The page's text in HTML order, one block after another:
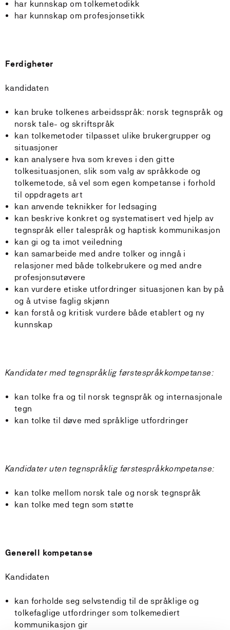
har kunnskap om tolkemetodikk
har kunnskap om profesjonsetikk
Ferdigheter
kandidaten
kan bruke tolkenes arbeidsspråk: norsk tegnspråk og
norsk tale- og skriftspråk
kan tolkemetoder tilpasset ulike brukergrupper og
situasjoner
kan analysere hva som kreves i den gitte
tolkesituasjonen, slik som valg av språkkode og
tolkemetode, så vel som egen kompetanse i forhold
til oppdragets art
kan anvende teknikker for ledsaging
kan beskrive konkret og systematisert ved hjelp av
tegnspråk eller talespråk og haptisk kommunikasjon
kan gi og ta imot veiledning
kan samarbeide med andre tolker og inngå i
relasjoner med både tolkebrukere og med andre
profesjonsutøvere
kan vurdere etiske utfordringer situasjonen kan by på
og å utvise faglig skjønn
kan forstå og kritisk vurdere både etablert og ny
kunnskap
Kandidater med tegnspråklig førstespråkkompetanse:
kan tolke fra og til norsk tegnspråk og internasjonale
tegn
kan tolke til døve med språklige utfordringer
Kandidater uten tegnspråklig førstespråkkompetanse:
kan tolke mellom norsk tale og norsk tegnspråk
kan tolke med tegn som støtte
Generell kompetanse
Kandidaten
kan forholde seg selvstendig til de språklige og
tolkefaglige utfordringer som tolkemediert
kommunikasjon gir